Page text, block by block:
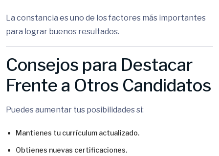
La constancia es uno de los factores más importantes
para lograr buenos resultados.
Consejos para Destacar
Frente a Otros Candidatos
Puedes aumentar tus posibilidades si:
Mantienes tu currículum actualizado.
Obtienes nuevas certificaciones.